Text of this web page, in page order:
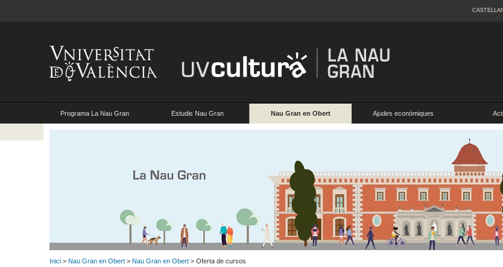
Programa La Nau Gran Estudis Nau Gran Nau Gran en Obert Ajudes econòmiques
Inici > Nau Gran en Obert > Nau Gran en Obert > Oferta de cursos